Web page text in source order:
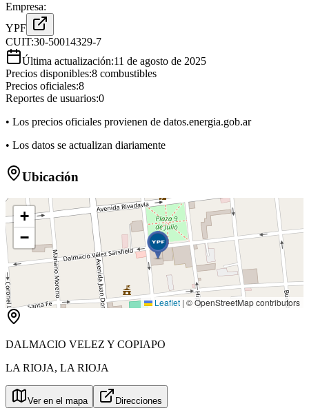
Empresa:
YPF
CUIT:30-50014329-7
Última actualización:11 de agosto de 2025
Precios disponibles:8 combustibles
Precios oficiales:8
Reportes de usuarios:0
• Los precios oficiales provienen de datos.energia.gob.ar
• Los datos se actualizan diariamente
Ubicación
+
−
Leaflet | © OpenStreetMap contributors
DALMACIO VELEZ Y COPIAPO
LA RIOJA, LA RIOJA
Ver en el mapa Direcciones